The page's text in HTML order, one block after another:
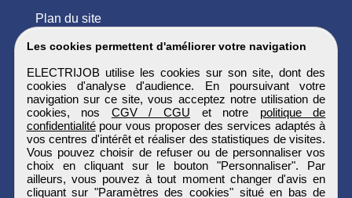
Les cookies permettent d'améliorer votre navigation
ELECTRIJOB utilise les cookies sur son site, dont des
cookies d'analyse d'audience. En poursuivant votre
navigation sur ce site, vous acceptez notre utilisation de
cookies, nos CGV / CGU et notre politique de
confidentialitépour vous proposer des services adaptés à
vos centres d'intérêt et réaliser des statistiques de visites.
Vous pouvez choisir de refuser ou de personnaliser vos
choix en cliquant sur le bouton "Personnaliser". Par
ailleurs, vous pouvez à tout moment changer d'avis en
cliquant sur "Paramètres des cookies" situé en bas de
Plan du site